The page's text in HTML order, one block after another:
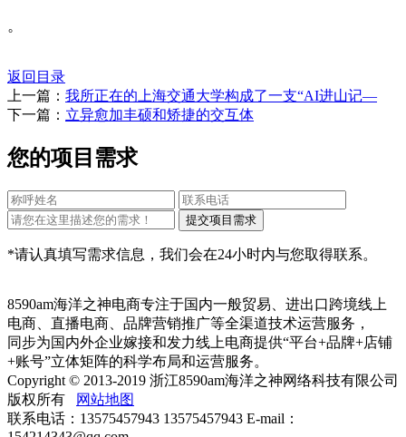
。
返回目录
上一篇： 我所正在的上海交通大学构成了一支“AI进山记—
下一篇： 立异愈加丰硕和矫捷的交互体
您的项目需求
*请认真填写需求信息，我们会在24小时内与您取得联系。
8590am海洋之神电商专注于国内一般贸易、进出口跨境线上
电商、直播电商、品牌营销推广等全渠道技术运营服务，
同步为国内外企业嫁接和发力线上电商提供“平台+品牌+店铺
+账号”立体矩阵的科学布局和运营服务。
Copyright © 2013-2019 浙江8590am海洋之神网络科技有限公司
版权所有
网站地图
联系电话：13575457943 13575457943 E-mail：